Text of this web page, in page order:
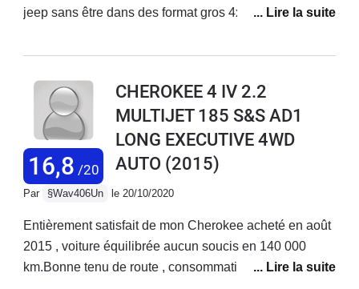
jeep sans être dans des format gros 4x4.La version
auquel il est facile de prendre gout ( sièges avt et
enregistrement position de conduite...)Coté conduite ça
reste du diesel mais les 200 cv sont pratique pour
emmener le poids du bison des Appalaches.
16,8 /20
CHEROKEE 4 IV 2.2
MULTIJET 185 S&S AD1
LONG EXECUTIVE 4WD
AUTO (2015)
Par §Wav406Un le 20/10/2020
Entièrement satisfait de mon Cherokee acheté en août
2015 , voiture équilibrée aucun soucis en 140 000
km.Bonne tenu de route , consommation maîtrisée 7